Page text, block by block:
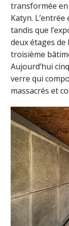
transformée
Katyn.
tandis que
deux étages de
troisième
Aujourd’hui
verre qui
massacrés et